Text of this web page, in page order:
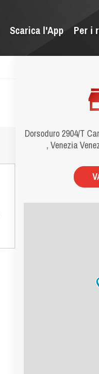
Per i
Scarica l'App
Dorsoduro 2904/T
, Venezia